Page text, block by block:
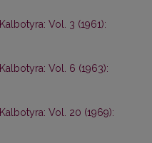
Kalbotyra: Vol. 3 (1961):
Kalbotyra: Vol. 6 (1963):
Kalbotyra: Vol. 20 (1969):